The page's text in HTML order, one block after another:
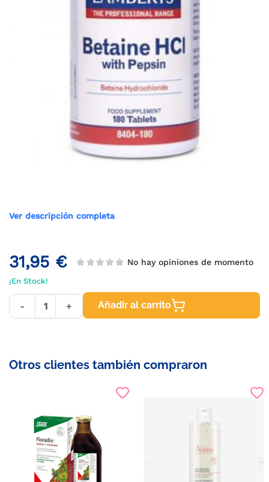
Ver descripción completa
31,95 € No hay opiniones de momento
¡En Stock!
- + Añadir al carrito
Otros clientes también compraron